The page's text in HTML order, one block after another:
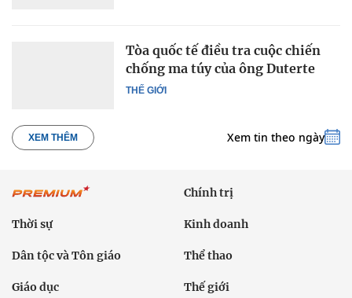
THẾ GIỚI
Tòa quốc tế điều tra cuộc chiến
chống ma túy của ông Duterte
XEM THÊM Xem tin theo ngày
Chính trị
Thời sự Kinh doanh
Dân tộc và Tôn giáo Thể thao
Giáo dục Thế giới